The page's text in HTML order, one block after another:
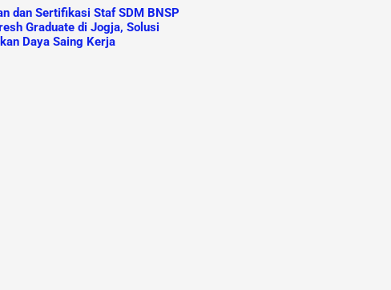
dan Sertifikasi Staf SDM BNSP
Graduate di Jogja, Solusi
Daya Saing Kerja